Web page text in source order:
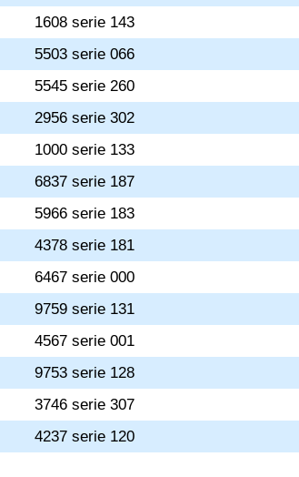
1608 serie 143
5503 serie 066
5545 serie 260
2956 serie 302
1000 serie 133
6837 serie 187
5966 serie 183
4378 serie 181
6467 serie 000
9759 serie 131
4567 serie 001
9753 serie 128
3746 serie 307
4237 serie 120